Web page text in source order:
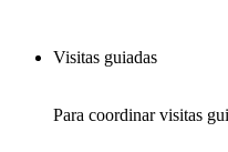
Visitas guiadas
Para coordinar visitas